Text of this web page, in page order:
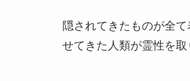
隠されてきたものが全
せてきた人類が霊性を取